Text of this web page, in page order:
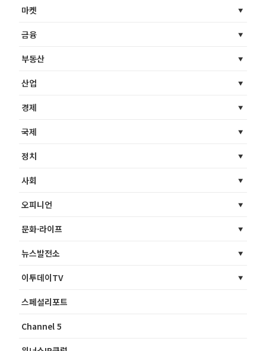
마켓
금융
부동산
산업
경제
국제
정치
사회
오피니언
문화·라이프
뉴스발전소
이투데이TV
스페셜리포트
Channel 5